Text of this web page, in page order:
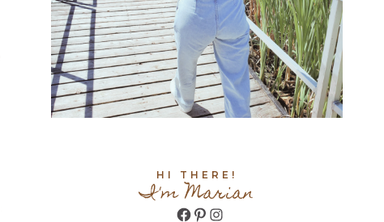
HI THERE!
I'm Marian
Facebook
Pinterest
Instagram